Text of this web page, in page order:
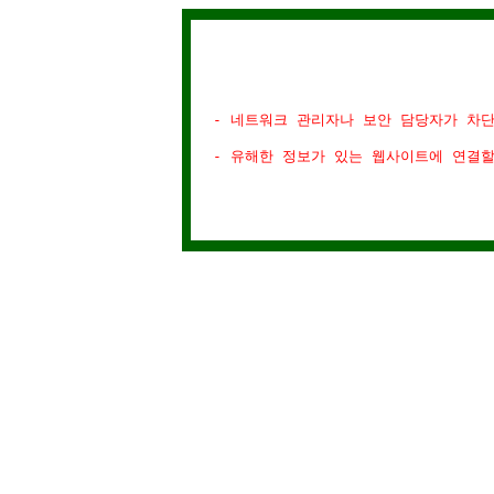
- 네트워크 관리자나 보안 담당자가 차
- 유해한 정보가 있는 웹사이트에 연결